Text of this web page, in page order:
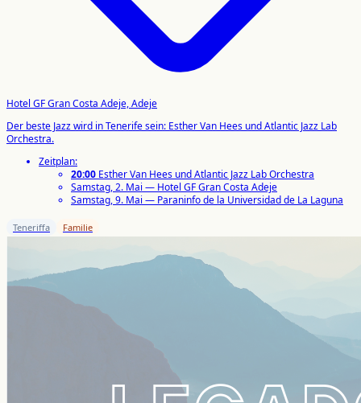
Hotel GF Gran Costa Adeje, Adeje
Der beste Jazz wird in Tenerife sein: Esther Van Hees und Atlantic Jazz Lab
Orchestra.
Zeitplan:
20:00 Esther Van Hees und Atlantic Jazz Lab Orchestra
Samstag, 2. Mai — Hotel GF Gran Costa Adeje
Samstag, 9. Mai — Paraninfo de la Universidad de La Laguna
Teneriffa Familie